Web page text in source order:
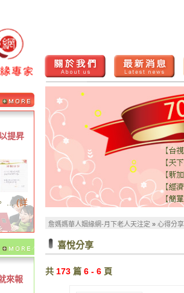
提昇
... (詳
來報
詹媽媽華人姻緣網-月下老人天注定 » 心得分享
喜悅分享
共 173 篇 6 - 6 頁